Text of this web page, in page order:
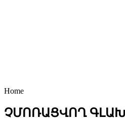
Home
ՉՄՈՌԱՑՎՈՂ